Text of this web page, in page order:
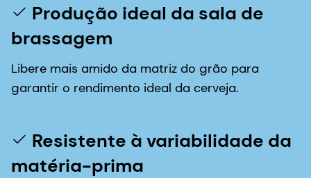
Produção ideal da sala de
brassagem
Libere mais amido da matriz do grão para
garantir o rendimento ideal da cerveja.
Resistente à variabilidade da
matéria-prima